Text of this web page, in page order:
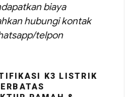
biaya
hubungi kontak
telpon
K3 LISTRIK